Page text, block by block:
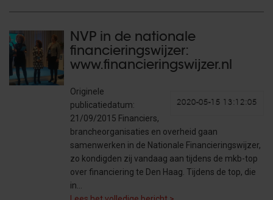
NVP in de nationale
financieringswijzer:
www.financieringswijzer.nl
2020-05-15 13:12:05
Originele
publicatiedatum:
21/09/2015 Financiers,
brancheorganisaties en overheid gaan
samenwerken in de Nationale Financieringswijzer,
zo kondigden zij vandaag aan tijdens de mkb-top
over financiering te Den Haag. Tijdens de top, die
in…